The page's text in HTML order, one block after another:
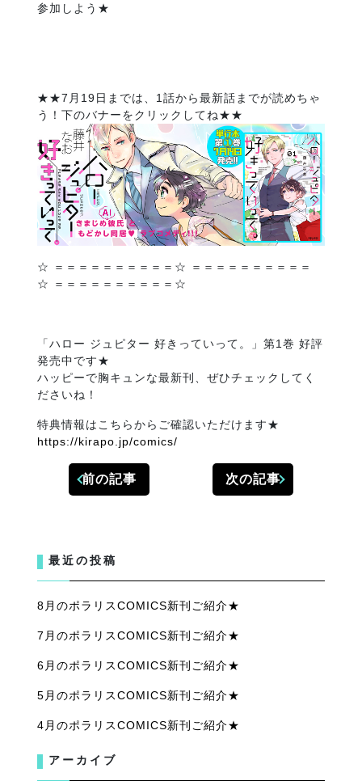
参加しよう★
★★7月19日までは、1話から最新話までが読めちゃ
う！下のバナーをクリックしてね★★
☆ ＝＝＝＝＝＝＝＝＝＝☆ ＝＝＝＝＝＝＝＝＝＝
☆ ＝＝＝＝＝＝＝＝＝＝☆
「ハロー ジュピター 好きっていって。」第1巻 好評
発売中です★
ハッピーで胸キュンな最新刊、ぜひチェックしてく
ださいね！
特典情報はこちらからご確認いただけます★
https://kirapo.jp/comics/
前の記事 次の記事
最近の投稿
8月のポラリスCOMICS新刊ご紹介★
7月のポラリスCOMICS新刊ご紹介★
6月のポラリスCOMICS新刊ご紹介★
5月のポラリスCOMICS新刊ご紹介★
4月のポラリスCOMICS新刊ご紹介★
アーカイブ